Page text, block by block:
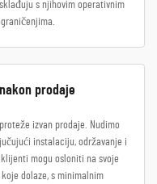
s njihovim operativnim
prodaje
izvan prodaje. Nudimo
instalaciju, održavanje i
mogu osloniti na svoje
dolaze, s minimalnim